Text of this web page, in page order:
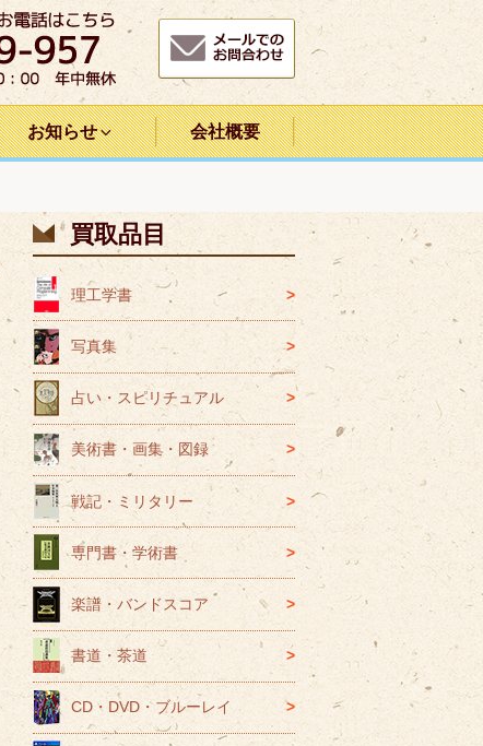
お知らせ 会社概要
買取品目
理工学書
写真集
占い・スピリチュアル
美術書・画集・図録
戦記・ミリタリー
専門書・学術書
楽譜・バンドスコア
書道・茶道
CD・DVD・ブルーレイ